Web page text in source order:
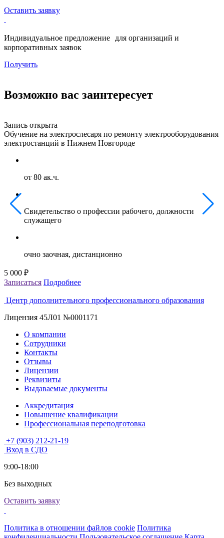
Оставить заявку
Индивидуальное предложение для организаций и
корпоративных заявок
Получить
Возможно вас заинтересует
Запись открыта
Обучение на электрослесаря по ремонту электрооборудования
электростанций в Нижнем Новгороде
от 80 ак.ч.
Свидетельство о профессии рабочего, должности
служащего
очно заочная, дистанционно
5 000 ₽
Записаться Подробнее
Центр дополнительного профессионального образования
Лицензия 45Л01 №0001171
О компании
Сотрудники
Контакты
Отзывы
Лицензии
Реквизиты
Выдаваемые документы
Аккредитация
Повышение квалификации
Профессиональная переподготовка
+7 (903) 212-21-19
Вход в СДО
9:00-18:00
Без выходных
Оставить заявку
Политика в отношении файлов cookie Политика